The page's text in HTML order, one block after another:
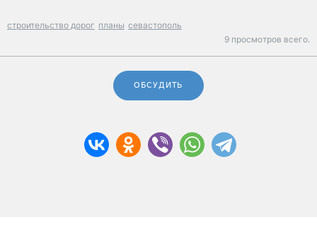
строительство дорог планы севастополь
9 просмотров всего.
ОБСУДИТЬ